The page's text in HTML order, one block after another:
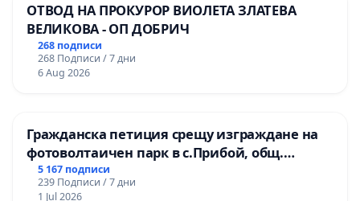
ОТВОД НА ПРОКУРОР ВИОЛЕТА ЗЛАТЕВА
ВЕЛИКОВА - ОП ДОБРИЧ
268 подписи
268 Подписи / 7 дни
6 Aug 2026
Гражданска петиция срещу изграждане на
фотоволтаичен парк в с.Прибой, общ.
Радомир
5 167 подписи
239 Подписи / 7 дни
1 Jul 2026